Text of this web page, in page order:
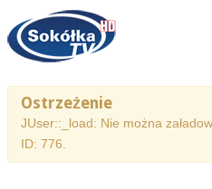
Ostrzeżenie
JUser::_load: Nie można
ID: 776.